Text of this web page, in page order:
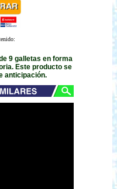
9 galletas en forma
Este producto se
anticipación.